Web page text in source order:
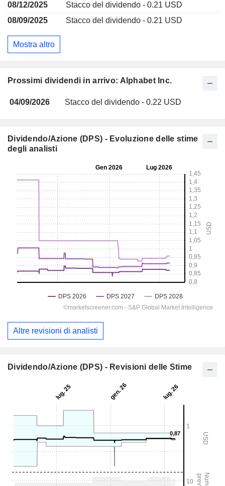
Prossimi dividendi in arrivo: Alphabet Inc.
04/09/2026 Stacco del dividendo - 0.22 USD
08/12/2025
Stacco del dividendo - 0.21 USD
08/09/2025
Stacco del dividendo - 0.21 USD
Mostra altro
Dividendo/Azione (DPS) - Evoluzione delle stime
degli analisti
Altre revisioni di analisti
Dividendo/Azione (DPS) - Revisioni delle Stime